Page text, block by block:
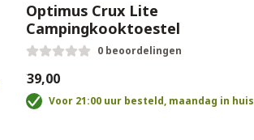
Optimus Crux Lite
Campingkooktoestel
0 beoordelingen
€39,00
Voor 21:00 uur besteld, maandag in huis